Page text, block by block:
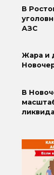
В
АЗС
Жара и
В